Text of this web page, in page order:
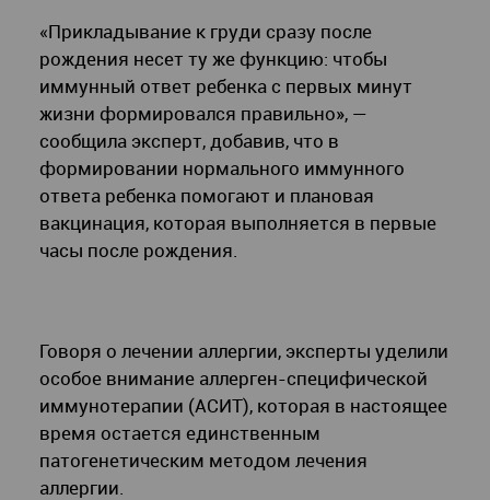
«Прикладывание к груди сразу после
рождения несет ту же функцию: чтобы
иммунный ответ ребенка с первых минут
жизни формировался правильно», —
сообщила эксперт, добавив, что в
формировании нормального иммунного
ответа ребенка помогают и плановая
вакцинация, которая выполняется в первые
часы после рождения.
Говоря о лечении аллергии, эксперты уделили
особое внимание аллерген-специфической
иммунотерапии (АСИТ), которая в настоящее
время остается единственным
патогенетическим методом лечения
аллергии.